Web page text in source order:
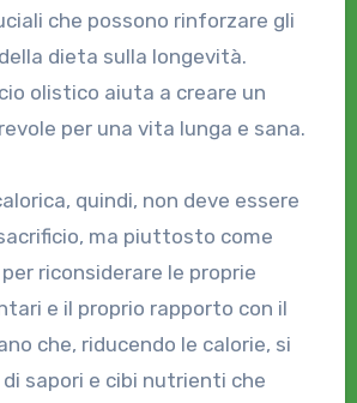
che possono rinforzare gli
dieta sulla longevità.
olistico aiuta a creare un
per una vita lunga e sana.
quindi, non deve essere
ma piuttosto come
riconsiderare le proprie
e il proprio rapporto con il
che, riducendo le calorie, si
sapori e cibi nutrienti che